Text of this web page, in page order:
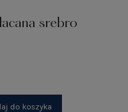
srebro
do koszyka